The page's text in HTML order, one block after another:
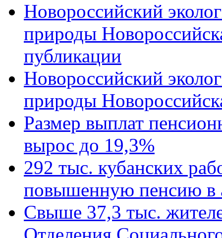
Новороссийский
природы
публикации
Новороссийский
природы
Размер выплат
вырос до 19,3%
292 тыс. кубанских
повышенную пенсию в
Свыше 37,3 тыс.